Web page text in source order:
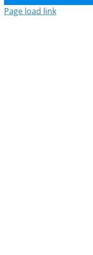
Page load link